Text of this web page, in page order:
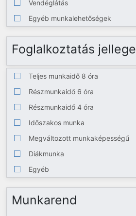
Vendéglátás
Egyéb munkalehetőségek
Foglalkoztatás jellege
Teljes munkaidő 8 óra
Részmunkaidő 6 óra
Részmunkaidő 4 óra
Időszakos munka
Megváltozott munkaképességű
Diákmunka
Egyéb
Munkarend